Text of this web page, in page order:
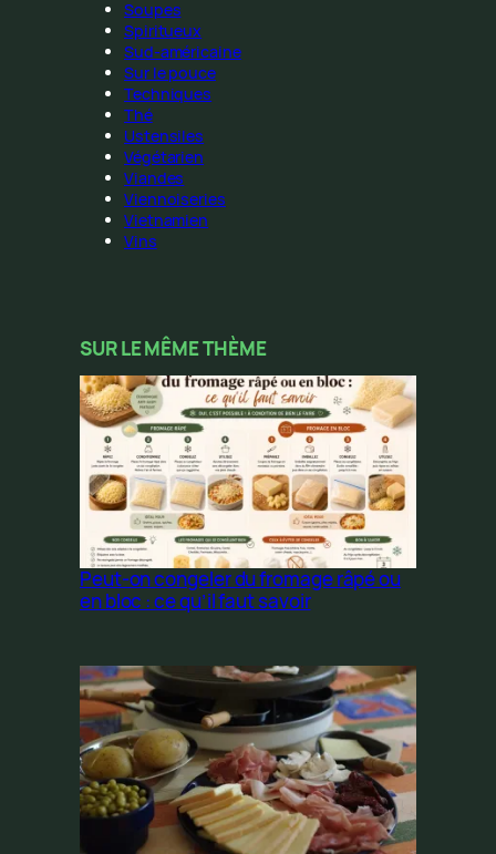
Soupes
Spiritueux
Sud-américaine
Sur le pouce
Techniques
Thé
Ustensiles
Végétarien
Viandes
Viennoiseries
Vietnamien
Vins
SUR LE MÊME THÈME
Peut-on congeler du fromage râpé ou
en bloc : ce qu’il faut savoir